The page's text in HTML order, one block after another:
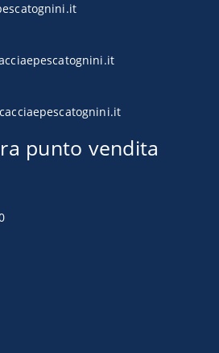
punto vendita